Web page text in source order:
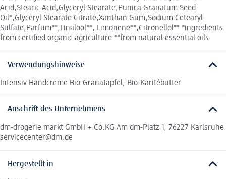
Acid,Stearic Acid,Glyceryl Stearate,Punica Granatum Seed
Oil*,Glyceryl Stearate Citrate,Xanthan Gum,Sodium Cetearyl
Sulfate,Parfum**,Linalool**, Limonene**,Citronellol** *ingredients
from certified organic agriculture **from natural essential oils
Verwendungshinweise
Intensiv Handcreme Bio-Granatapfel, Bio-Karitébutter
Anschrift des Unternehmens
dm-drogerie markt GmbH + Co.KG Am dm-Platz 1, 76227 Karlsruhe
servicecenter@dm.de
Hergestellt in